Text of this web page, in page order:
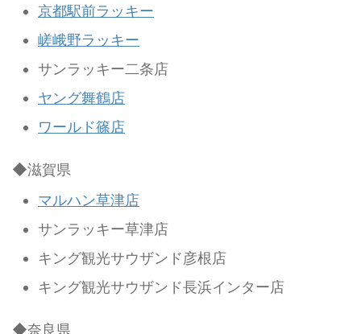
京都駅前ラッキー
嵯峨野ラッキー
サンラッキー二条店
ヤング舞鶴店
ワールド篠店
◆滋賀県
マルハン草津店
サンラッキー草津店
キング観光サウザンド彦根店
キング観光サウザンド長浜インター店
◆奈良県